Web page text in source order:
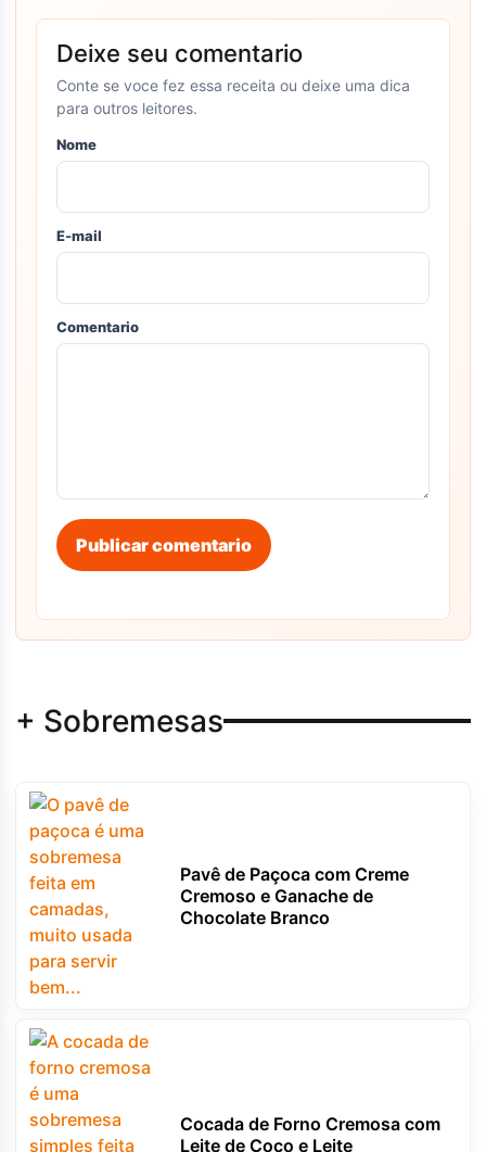
Deixe seu comentario
Conte se voce fez essa receita ou deixe uma dica
para outros leitores.
Nome
E-mail
Comentario
Publicar comentario
+ Sobremesas
Pavê de Paçoca com Creme
Cremoso e Ganache de
Chocolate Branco
Cocada de Forno Cremosa com
Leite de Coco e Leite